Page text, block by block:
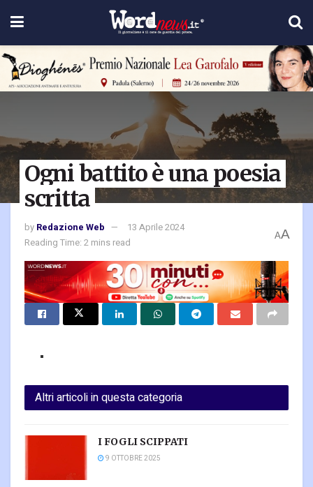
Ogni battito è una poesia
scritta
by Redazione Web
13 Aprile 2024
Reading Time: 2 mins read
AA
Altri articoli in questa categoria
I FOGLI SCIPPATI
9 OTTOBRE 2025